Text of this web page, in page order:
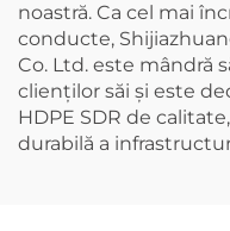
noastră. Ca cel mai
conducte,
Co. Ltd. este mândră
clienților săi și este
HDPE SDR de
durabilă a